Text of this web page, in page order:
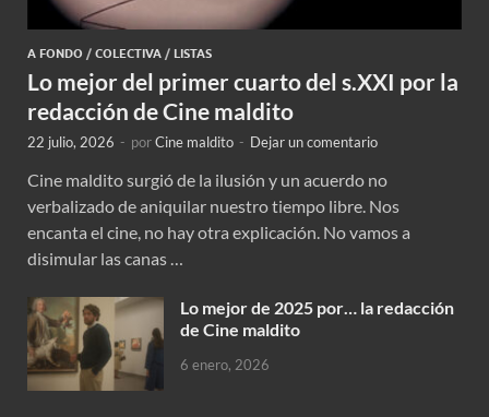
A FONDO / COLECTIVA / LISTAS
Lo mejor del primer cuarto del s.XXI por la
redacción de Cine maldito
22 julio, 2026 - porCine maldito - Dejar un comentario
Cine maldito surgió de la ilusión y un acuerdo no
verbalizado de aniquilar nuestro tiempo libre. Nos
encanta el cine, no hay otra explicación. No vamos a
disimular las canas …
Lo mejor de 2025 por… la redacción
de Cine maldito
6 enero, 2026